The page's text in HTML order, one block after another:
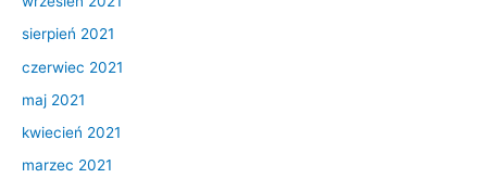
sierpień 2021
czerwiec 2021
maj 2021
kwiecień 2021
marzec 2021